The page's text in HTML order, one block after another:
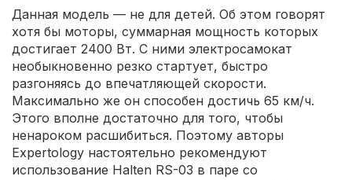
Данная модель — не для детей. Об этом говорят
хотя бы моторы, суммарная мощность которых
достигает 2400 Вт. С ними электросамокат
необыкновенно резко стартует, быстро
разгоняясь до впечатляющей скорости.
Максимально же он способен достичь 65 км/ч.
Этого вполне достаточно для того, чтобы
ненароком расшибиться. Поэтому авторы
Expertology настоятельно рекомендуют
использование Halten RS-03 в паре со